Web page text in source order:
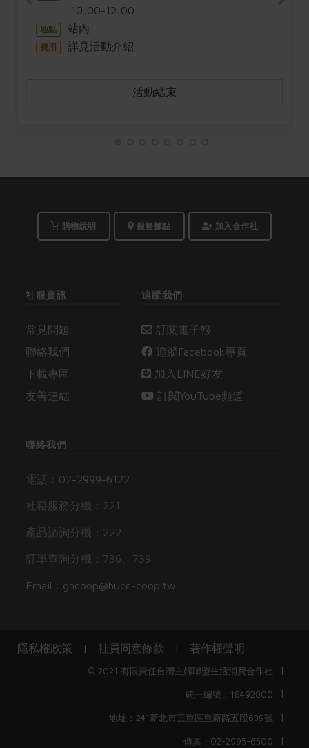
10:00-12:00
地點 站內
費用 詳見活動介紹
活動結束
購物說明 服務據點 加入合作社
社服資訊
常見問題
聯絡我們
下載專區
友善連結
追蹤我們
訂閱電子報
追蹤Facebook專頁
加入LINE好友
訂閱YouTube頻道
聯絡我們
電話： 02-2999-6122
社籍服務分機：221
產品諮詢分機：222
訂單查詢分機：736、739
Email：gncoop@hucc-coop.tw
隱私權政策 | 社員同意條款 | 著作權聲明
© 2021 有限責任台灣主婦聯盟生活消費合作社 |
統一編號：18492800 |
地址：241新北市三重區重新路五段639號 |
傳真：02-2995-6500 |